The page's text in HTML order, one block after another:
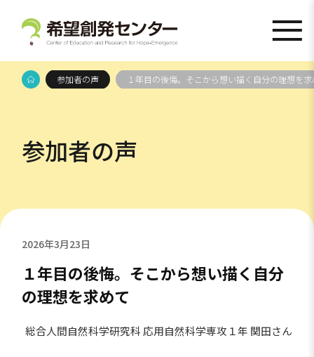
参加者の声 １年目の後悔。そこから想い描く自分の理想を
参加者の声
2026年3月23日
１年目の後悔。そこから想い描く自分
の理想を求めて
総合人間自然科学研究科 応用自然科学専攻１年 関田さん